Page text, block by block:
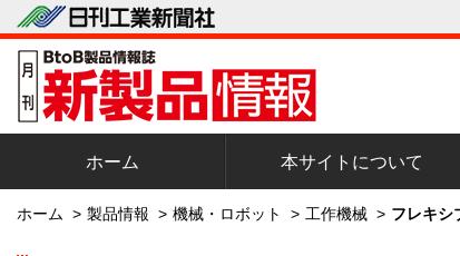
ホーム 本サイトについて
ホーム > 製品情報 > 機械・ロボット > 工作機械 > フレキシ